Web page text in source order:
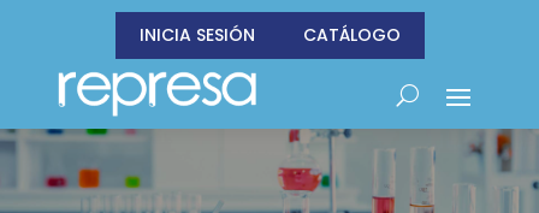
INICIA SESIÓN CATÁLOGO